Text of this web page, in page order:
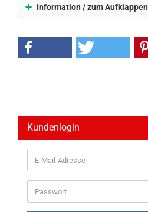
Information / zum Aufklappen
Kundenlogin
E-
Mail-
Adresse
Passwort